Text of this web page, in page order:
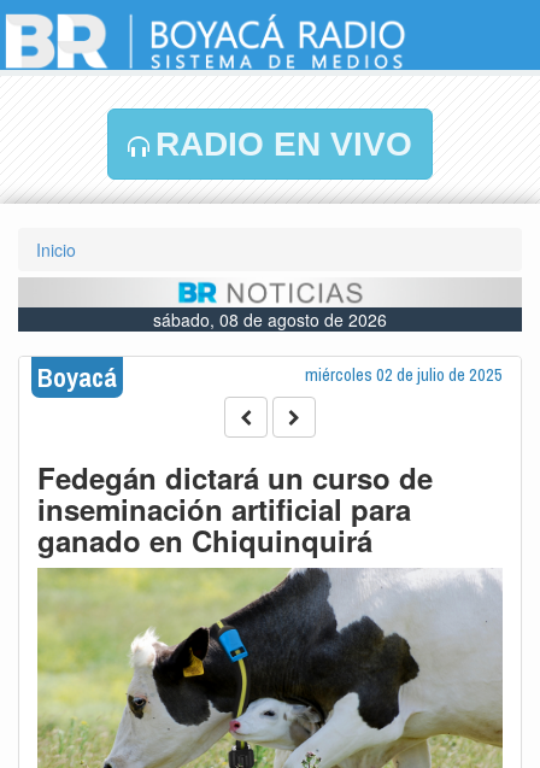
RADIO EN VIVO
Inicio
sábado, 08 de agosto de 2026
Boyacá miércoles 02 de julio de 2025
Fedegán dictará un curso de
inseminación artificial para
ganado en Chiquinquirá